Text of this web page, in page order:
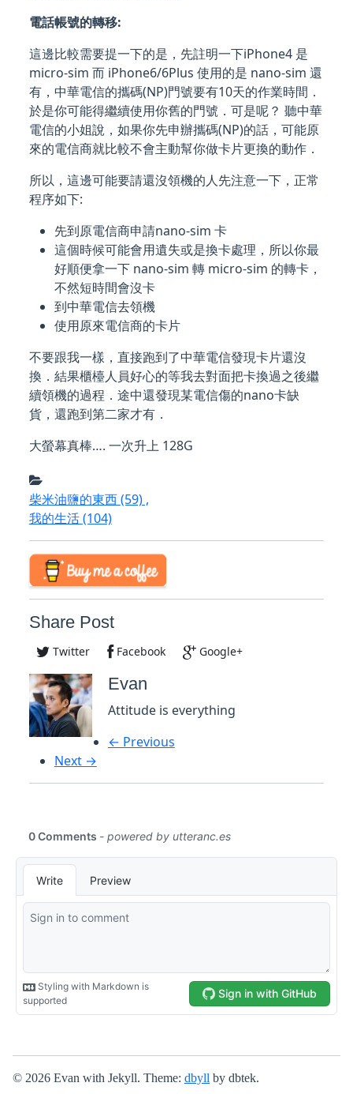
電話帳號的轉移:
這邊比較需要提一下的是，先註明一下iPhone4 是
micro-sim 而 iPhone6/6Plus 使用的是 nano-sim 還
有，中華電信的攜碼(NP)門號要有10天的作業時間．
於是你可能得繼續使用你舊的門號．可是呢？ 聽中華
電信的小姐說，如果你先申辦攜碼(NP)的話，可能原
來的電信商就比較不會主動幫你做卡片更換的動作．
所以，這邊可能要請還沒領機的人先注意一下，正常
程序如下:
先到原電信商申請nano-sim 卡
這個時候可能會用遺失或是換卡處理，所以你最
好順便拿一下 nano-sim 轉 micro-sim 的轉卡，
不然短時間會沒卡
到中華電信去領機
使用原來電信商的卡片
不要跟我一樣，直接跑到了中華電信發現卡片還沒
換．結果櫃檯人員好心的等我去對面把卡換過之後繼
續領機的過程．途中還發現某電信傷的nano卡缺
貨，還跑到第二家才有．
大螢幕真棒…. 一次升上 128G
柴米油鹽的東西(59),
我的生活(104)
Share Post
Twitter Facebook Google+
Evan
Attitude is everything
← Previous
Next →
© 2026 Evan with Jekyll. Theme: dbyll by dbtek.